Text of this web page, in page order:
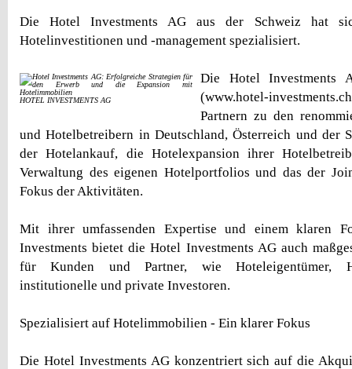
Die Hotel Investments AG aus der Schweiz hat
Hotelinvestitionen und -management spezialisiert.
HOTEL INVESTMENTS AG
Die Hotel Investments
(www.hotel-
Partnern zu den
und Hotelbetreibern in Deutschland, Österreich und der
der Hotelankauf, die Hotelexpansion ihrer
Verwaltung des eigenen Hotelportfolios und das der
Fokus der Aktivitäten.
Mit ihrer umfassenden Expertise und einem klaren
Investments bietet die Hotel Investments AG auch
für Kunden und Partner, wie Hoteleigentümer,
institutionelle und private Investoren.
Spezialisiert auf Hotelimmobilien - Ein klarer Fokus
Die Hotel Investments AG konzentriert sich auf die